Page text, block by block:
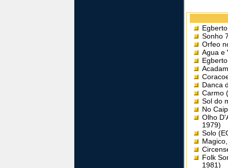
Sonho
Orfeo
Agua e
Danca
Carmo
Sol do
No
Olho
1979)
Solo
Folk
1981)